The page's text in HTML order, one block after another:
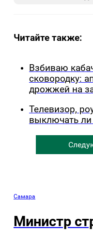
Читайте также:
Взбиваю
сковородку:
дрожжей на
Телевизор,
выключать ли
Самара
Министр